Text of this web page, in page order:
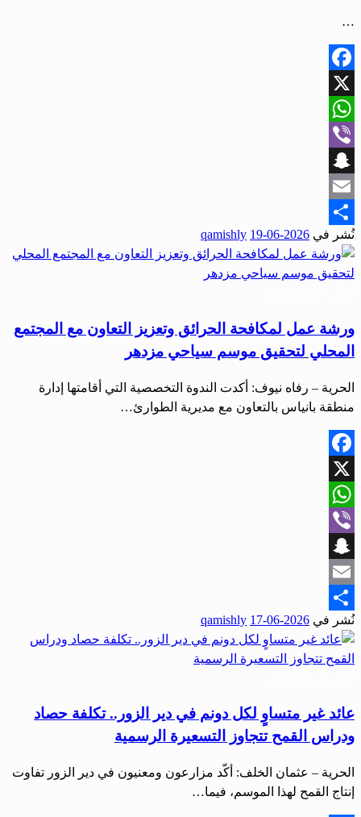
…
Facebook
X
WhatsApp
Viber
Snapchat
Email
Share
نُشر في 2026-06-19
qamishly
ورشة عمل لمكافحة الحرائق وتعزيز التعاون مع المجتمع
المحلي لتحقيق موسم سياحي مزدهر
الحرية – رفاه نيوف: أكدت الندوة التخصصية التي أقامتها إدارة
منطقة بانياس بالتعاون مع مديرية الطوارئ…
Facebook
X
WhatsApp
Viber
Snapchat
Email
Share
نُشر في 2026-06-17
qamishly
عائد غير متساوٍ لكل دونم في دير الزور.. تكلفة حصاد
ودراس القمح تتجاوز التسعيرة الرسمية
الحرية – عثمان الخلف: أكّد مزارعون ومعنيون في دير الزور تفاوت
إنتاج القمح لهذا الموسم، فيما…